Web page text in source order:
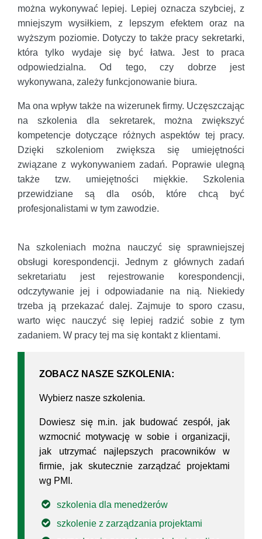
można wykonywać lepiej. Lepiej oznacza szybciej, z
mniejszym wysiłkiem, z lepszym efektem oraz na
wyższym poziomie. Dotyczy to także pracy sekretarki,
która tylko wydaje się być łatwa. Jest to praca
odpowiedzialna. Od tego, czy dobrze jest
wykonywana, zależy funkcjonowanie biura.
Ma ona wpływ także na wizerunek firmy. Uczęszczając
na szkolenia dla sekretarek, można zwiększyć
kompetencje dotyczące różnych aspektów tej pracy.
Dzięki szkoleniom zwiększa się umiejętności
związane z wykonywaniem zadań. Poprawie ulegną
także tzw. umiejętności miękkie. Szkolenia
przewidziane są dla osób, które chcą być
profesjonalistami w tym zawodzie.
Na szkoleniach można nauczyć się sprawniejszej
obsługi korespondencji. Jednym z głównych zadań
sekretariatu jest rejestrowanie korespondencji,
odczytywanie jej i odpowiadanie na nią. Niekiedy
trzeba ją przekazać dalej. Zajmuje to sporo czasu,
warto więc nauczyć się lepiej radzić sobie z tym
zadaniem. W pracy tej ma się kontakt z klientami.
ZOBACZ NASZE SZKOLENIA:
Wybierz nasze szkolenia.
Dowiesz się m.in. jak budować zespół, jak
wzmocnić motywację w sobie i organizacji,
jak utrzymać najlepszych pracowników w
firmie, jak skutecznie zarządzać projektami
wg PMI.
szkolenia dla menedżerów
szkolenie z zarządzania projektami